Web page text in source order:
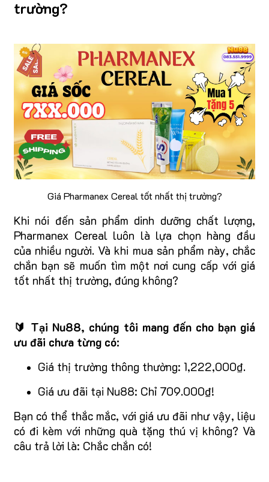
trường?
Giá Pharmanex Cereal tốt nhất thị trường?
Khi nói đến sản phẩm dinh dưỡng chất lượng,
Pharmanex Cereal luôn là lựa chọn hàng đầu
của nhiều người. Và khi mua sản phẩm này, chắc
chắn bạn sẽ muốn tìm một nơi cung cấp với giá
tốt nhất thị trường, đúng không?
🔰 Tại Nu88, chúng tôi mang đến cho bạn giá
ưu đãi chưa từng có:
Giá thị trường thông thường: 1,222,000₫.
Giá ưu đãi tại Nu88: Chỉ 709.000₫!
Bạn có thể thắc mắc, với giá ưu đãi như vậy, liệu
có đi kèm với những quà tặng thú vị không? Và
câu trả lời là: Chắc chắn có!